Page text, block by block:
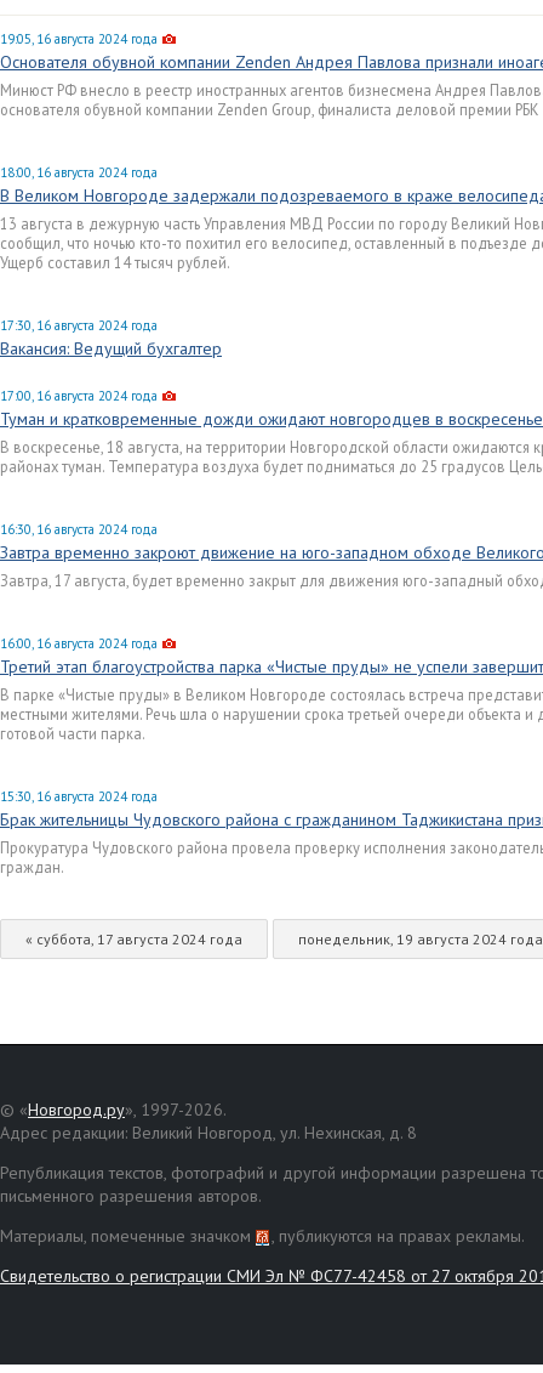
19:05, 16 августа 2024 года
Основателя обувной компании Zenden Андрея Павлова признали
Минюст РФ внесло в реестр иностранных агентов бизнесмена Андрея
основателя обувной компании Zenden Group, финалиста деловой премии
18:00, 16 августа 2024 года
В Великом Новгороде задержали подозреваемого в краже
13 августа в дежурную часть Управления МВД России по городу Великий
сообщил, что ночью кто-то похитил его велосипед, оставленный в подъезде
Ущерб составил 14 тысяч рублей.
17:30, 16 августа 2024 года
Вакансия: Ведущий бухгалтер
17:00, 16 августа 2024 года
Туман и кратковременные дожди ожидают новгородцев в воскресенье
В воскресенье, 18 августа, на территории Новгородской области
районах туман. Температура воздуха будет подниматься до 25 градусов
16:30, 16 августа 2024 года
Завтра временно закроют движение на юго-западном обходе
Завтра, 17 августа, будет временно закрыт для движения юго-западный
16:00, 16 августа 2024 года
Третий этап благоустройства парка «Чистые пруды» не успели
В парке «Чистые пруды» в Великом Новгороде состоялась встреча
местными жителями. Речь шла о нарушении срока третьей очереди объекта
готовой части парка.
15:30, 16 августа 2024 года
Брак жительницы Чудовского района с гражданином Таджикистана
Прокуратура Чудовского района провела проверку исполнения
граждан.
« суббота, 17 августа 2024 года понедельник, 19 августа 2024
© «Новгород.ру», 1997-2026.
Адрес редакции: Великий Новгород, ул. Нехинская, д. 8
Републикация текстов, фотографий и другой информации разрешена
письменного разрешения авторов.
Материалы, помеченные значком
, публикуются на правах рекламы.
Свидетельство о регистрации СМИ Эл № ФС77-42458 от 27 октября